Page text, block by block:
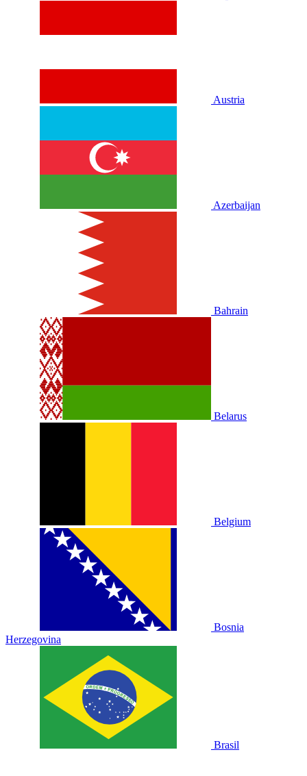
Austria
Azerbaijan
Bahrain
Belarus
Belgium
Bosnia
Herzegovina
Brasil